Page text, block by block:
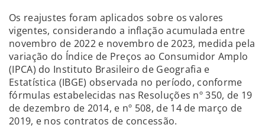
Os reajustes foram aplicados sobre os valores
vigentes, considerando a inflação acumulada entre
novembro de 2022 e novembro de 2023, medida pela
variação do Índice de Preços ao Consumidor Amplo
(IPCA) do Instituto Brasileiro de Geografia e
Estatística (IBGE) observada no período, conforme
fórmulas estabelecidas nas Resoluções nº 350, de 19
de dezembro de 2014, e nº 508, de 14 de março de
2019, e nos contratos de concessão.